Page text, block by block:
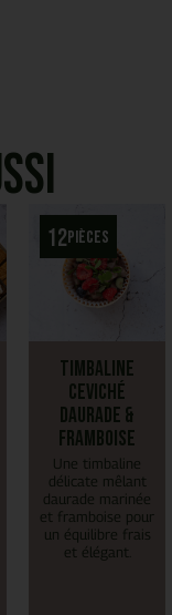
12pièces
Timbaline
Ceviché
daurade &
framboise
Une timbaline
délicate mêlant
daurade marinée
et framboise pour
un équilibre frais
et élégant.